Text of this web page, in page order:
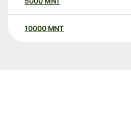
10000 MNT